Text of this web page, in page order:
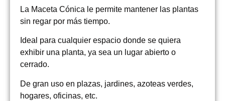
La Maceta Cónica le permite mantener las plantas
sin regar por más tiempo.
Ideal para cualquier espacio donde se quiera
exhibir una planta, ya sea un lugar abierto o
cerrado.
De gran uso en plazas, jardines, azoteas verdes,
hogares, oficinas, etc.